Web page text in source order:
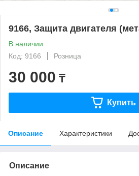
9166, Защита двигателя
В наличии
Код: 9166
Розница
30 000 ₸
Купить
Описание Характеристики
Описание